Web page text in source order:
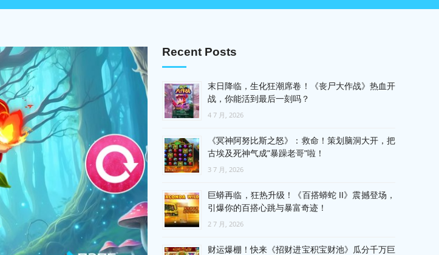
Recent Posts
末日降临，生化狂潮席卷！《丧尸大作战》热血开
战，你能活到最后一刻吗？
4 7 月, 2026
《冥神阿努比斯之怒》：救命！策划脑洞大开，把
古埃及死神气成"暴躁老哥"啦！
3 7 月, 2026
巨蟒再临，狂热升级！《百搭蟒蛇 II》震撼登场，
引爆你的百搭心跳与暴富奇迹！
2 7 月, 2026
财运爆棚！快来《招财进宝积宝财池》瓜分千万巨